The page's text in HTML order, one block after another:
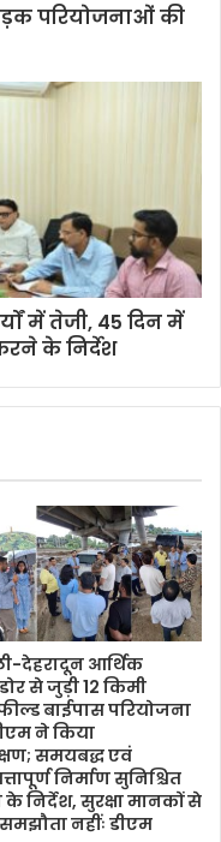
परियोजनाओं की
में तेजी, 45 दिन में
के निर्देश
देहरादून आर्थिक
से जुड़ी 12 किमी
बाईपास परियोजना
ने किया
समयबद्ध एवं
निर्माण सुनिश्चित
निर्देश, सुरक्षा मानकों से
नहींः डीएम